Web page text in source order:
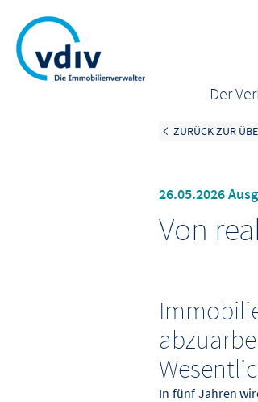
Der
ZURÜCK ZUR
26.05.2026
Von
In fünf Jahren